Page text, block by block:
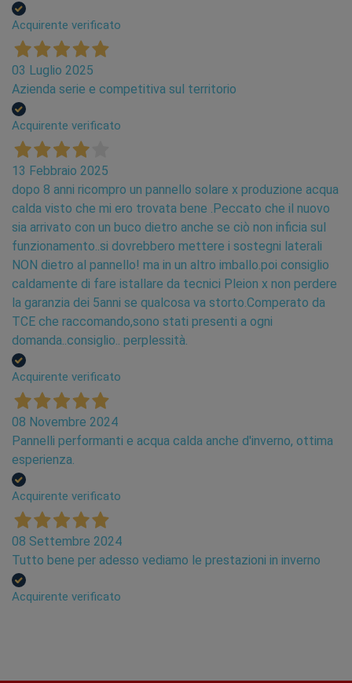
Acquirente verificato
03 Luglio 2025
Azienda serie e competitiva sul territorio
Acquirente verificato
13 Febbraio 2025
dopo 8 anni ricompro un pannello solare x produzione acqua
calda visto che mi ero trovata bene .Peccato che il nuovo
sia arrivato con un buco dietro anche se ciò non inficia sul
funzionamento..si dovrebbero mettere i sostegni laterali
NON dietro al pannello! ma in un altro imballo.poi consiglio
caldamente di fare istallare da tecnici Pleion x non perdere
la garanzia dei 5anni se qualcosa va storto.Comperato da
TCE che raccomando,sono stati presenti a ogni
domanda..consiglio.. perplessità.
Acquirente verificato
08 Novembre 2024
Pannelli performanti e acqua calda anche d'inverno, ottima
esperienza.
Acquirente verificato
08 Settembre 2024
Tutto bene per adesso vediamo le prestazioni in inverno
Acquirente verificato